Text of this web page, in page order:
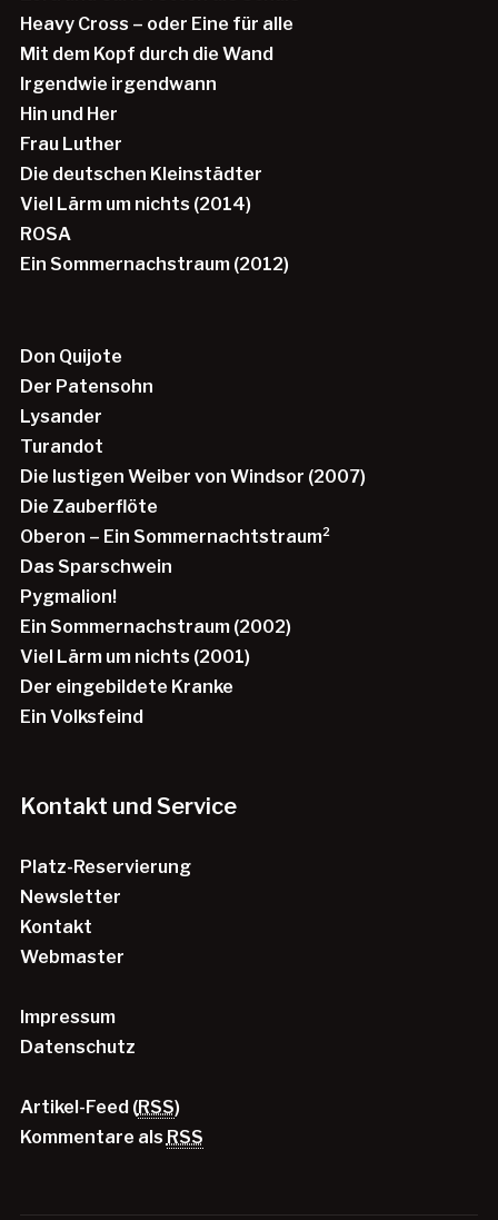
Heavy Cross – oder Eine für alle
Mit dem Kopf durch die Wand
Irgendwie irgendwann
Hin und Her
Frau Luther
Die deutschen Kleinstädter
Viel Lärm um nichts (2014)
ROSA
Ein Sommernachstraum (2012)
Don Quijote
Der Patensohn
Lysander
Turandot
Die lustigen Weiber von Windsor (2007)
Die Zauberflöte
Oberon – Ein Sommernachtstraum²
Das Sparschwein
Pygmalion!
Ein Sommernachstraum (2002)
Viel Lärm um nichts (2001)
Der eingebildete Kranke
Ein Volksfeind
Kontakt und Service
Platz-Reservierung
Newsletter
Kontakt
Webmaster
Impressum
Datenschutz
Artikel-Feed (RSS)
Kommentare als RSS